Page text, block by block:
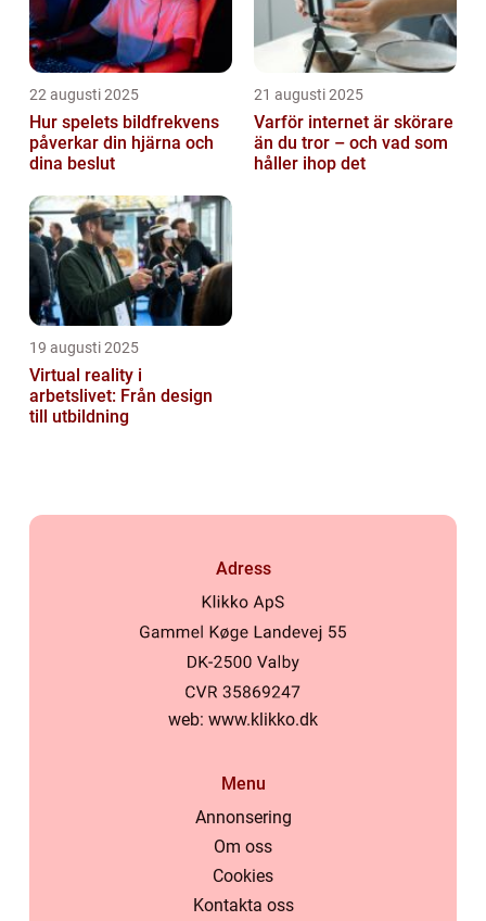
22 augusti 2025
Hur spelets bildfrekvens
påverkar din hjärna och
dina beslut
21 augusti 2025
Varför internet är skörare
än du tror – och vad som
håller ihop det
19 augusti 2025
Virtual reality i
arbetslivet: Från design
till utbildning
Adress
web: www.klikko.dk
Menu
Annonsering
Om oss
Cookies
Kontakta oss